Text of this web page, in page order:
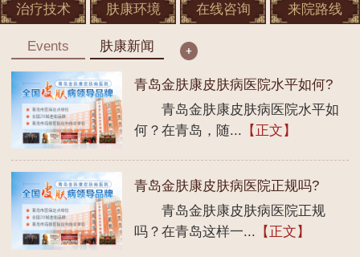
治疗技术 肤康环境 在线咨询 来院路线
Events 肤康新闻
青岛金肤康皮肤病医院水平如何?
青岛金肤康皮肤病医院水平如
何？在青岛，随... 【正文】
青岛金肤康皮肤病医院正规吗?
青岛金肤康皮肤病医院正规
吗？在青岛这样一... 【正文】